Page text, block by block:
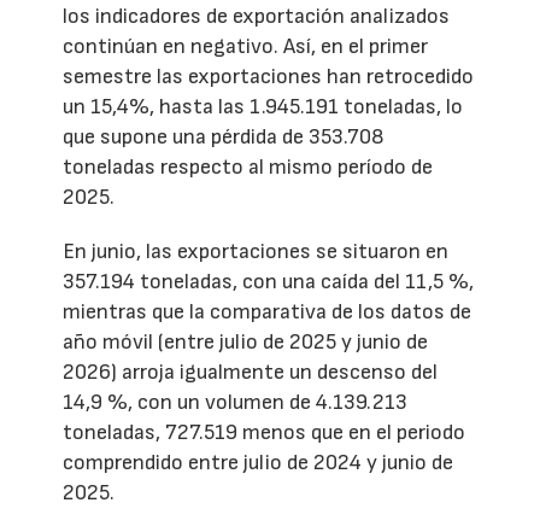
los indicadores de exportación analizados
continúan en negativo. Así, en el primer
semestre las exportaciones han retrocedido
un 15,4%, hasta las 1.945.191 toneladas, lo
que supone una pérdida de 353.708
toneladas respecto al mismo período de
2025.
En junio, las exportaciones se situaron en
357.194 toneladas, con una caída del 11,5 %,
mientras que la comparativa de los datos de
año móvil (entre julio de 2025 y junio de
2026) arroja igualmente un descenso del
14,9 %, con un volumen de 4.139.213
toneladas, 727.519 menos que en el periodo
comprendido entre julio de 2024 y junio de
2025.